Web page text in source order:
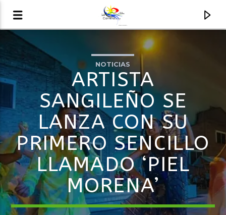
AUDIO EN VIVO
LA COMETA, SEÑALES A CIELO ABIERTO
NOTICIAS
ARTISTA
SANGILEÑO SE
LANZA CON SU
PRIMERO SENCILLO
LLAMADO ‘PIEL
MORENA’